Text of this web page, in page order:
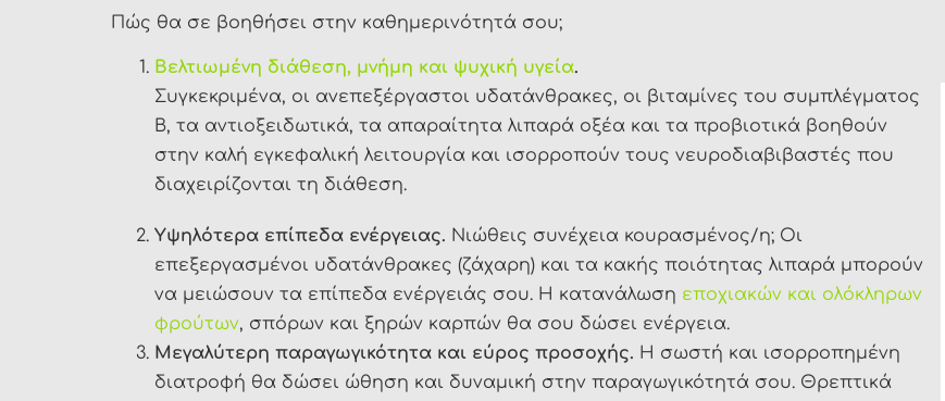
Πώς θα σε βοηθήσει στην καθημερινότητά σου;
Βελτιωμένη διάθεση, μνήμη και ψυχική υγεία.
Συγκεκριμένα, οι ανεπεξέργαστοι υδατάνθρακες, οι βιταμίνες του συμπλέγματος
B, τα αντιοξειδωτικά, τα απαραίτητα λιπαρά οξέα και τα προβιοτικά βοηθούν
στην καλή εγκεφαλική λειτουργία και ισορροπούν τους νευροδιαβιβαστές που
διαχειρίζονται τη διάθεση.
Υψηλότερα επίπεδα ενέργειας. Νιώθεις συνέχεια κουρασμένος/η; Οι
επεξεργασμένοι υδατάνθρακες (ζάχαρη) και τα κακής ποιότητας λιπαρά μπορούν
να μειώσουν τα επίπεδα ενέργειάς σου. Η κατανάλωση εποχιακών και ολόκληρων
φρούτων, σπόρων και ξηρών καρπών θα σου δώσει ενέργεια.
Μεγαλύτερη παραγωγικότητα και εύρος προσοχής. Η σωστή και ισορροπημένη
διατροφή θα δώσει ώθηση και δυναμική στην παραγωγικότητά σου. Θρεπτικά